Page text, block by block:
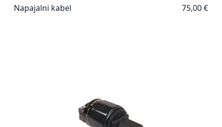
Napajalni kabel
75,00 €